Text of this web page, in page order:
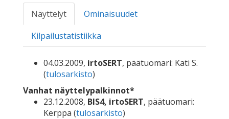
Näyttelyt
Ominaisuudet
Kilpailustatistiikka
04.03.2009, irtoSERT, päätuomari: Kati S.
(tulosarkisto)
Vanhat näyttelypalkinnot*
23.12.2008, BIS4, irtoSERT, päätuomari:
Kerppa (tulosarkisto)